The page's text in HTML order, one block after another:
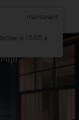
maintenant
le 15/05 à